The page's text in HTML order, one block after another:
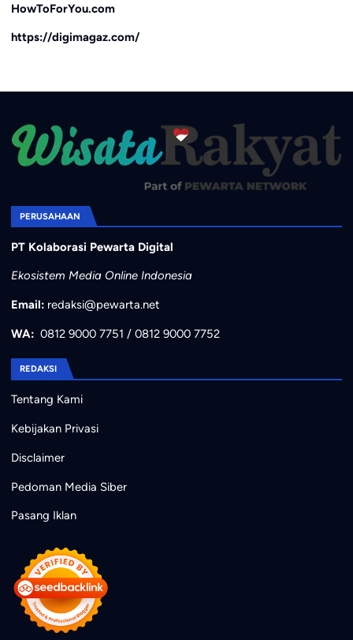
HowToForYou.com
https://digimagaz.com/
PERUSAHAAN
PT Kolaborasi Pewarta Digital
Ekosistem Media Online Indonesia
Email: redaksi@pewarta.net
WA: 0812 9000 7751 / 0812 9000 7752
REDAKSI
Tentang Kami
Kebijakan Privasi
Disclaimer
Pedoman Media Siber
Pasang Iklan